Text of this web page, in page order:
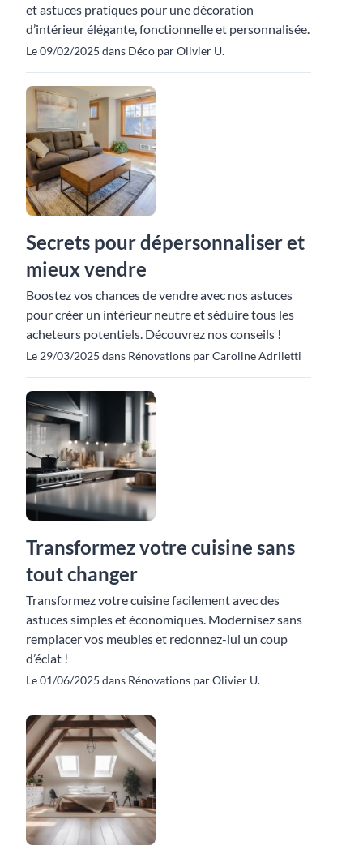
et astuces pratiques pour une décoration
d’intérieur élégante, fonctionnelle et personnalisée.
Le 09/02/2025 dans Déco par Olivier U.
Secrets pour dépersonnaliser et
mieux vendre
Boostez vos chances de vendre avec nos astuces
pour créer un intérieur neutre et séduire tous les
acheteurs potentiels. Découvrez nos conseils !
Le 29/03/2025 dans Rénovations par Caroline Adriletti
Transformez votre cuisine sans
tout changer
Transformez votre cuisine facilement avec des
astuces simples et économiques. Modernisez sans
remplacer vos meubles et redonnez-lui un coup
d’éclat !
Le 01/06/2025 dans Rénovations par Olivier U.